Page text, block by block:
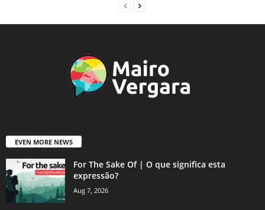
EVEN MORE NEWS
For The Sake Of | O que significa esta
expressão?
Aug 7, 2026